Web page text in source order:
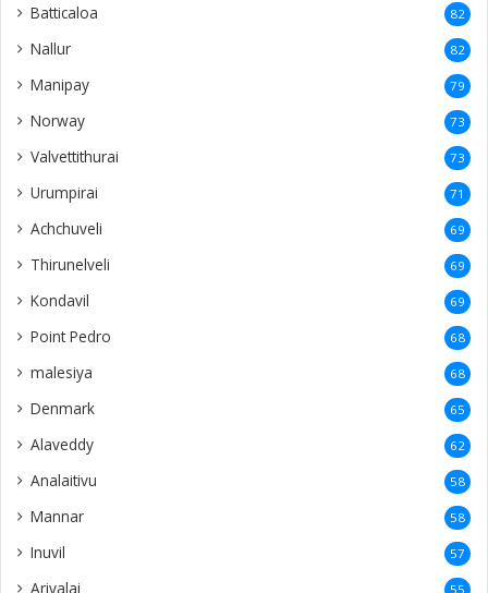
Batticaloa 82
Nallur 82
Manipay 79
Norway 73
Valvettithurai 73
Urumpirai 71
Achchuveli 69
Thirunelveli 69
Kondavil 69
Point Pedro 68
malesiya 68
Denmark 65
Alaveddy 62
Analaitivu 58
Mannar 58
Inuvil 57
Ariyalai 55